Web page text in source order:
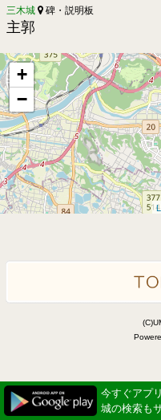
三木城 碑・説明板
主郭
+
−
今すぐアプ
城の検索も